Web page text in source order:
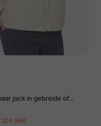
jack in gebreide of
look
104,99€